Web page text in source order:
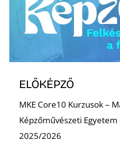
ELŐKÉPZŐ
MKE Core10 Kurzusok –
Képzőművészeti
2025/2026